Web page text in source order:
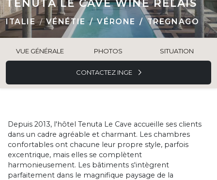
TENUTA LE CAVE WINE RELAIS
ITALIE VÉNÉTIE VÉRONE TREGNAGO
VUE GÉNÉRALE PHOTOS SITUATION
CONTACTEZ INGE
Depuis 2013, l'hôtel Tenuta Le Cave accueille ses clients
dans un cadre agréable et charmant. Les chambres
confortables ont chacune leur propre style, parfois
excentrique, mais elles se complètent
harmonieusement. Les bâtiments s'intègrent
parfaitement dans le magnifique paysage de la